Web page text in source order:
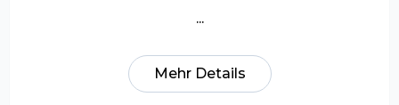
...
Mehr Details